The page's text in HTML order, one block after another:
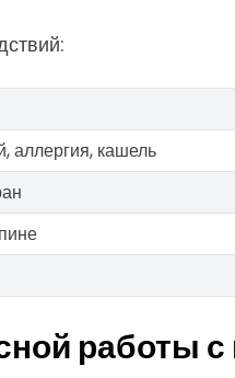
аллергия, кашель
работы с